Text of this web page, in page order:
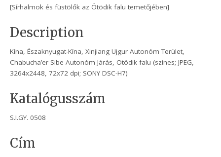
[Sírhalmok és füstölők az Ötödik falu temetőjében]
Description
Kína, Északnyugat-Kína, Xinjiang Ujgur Autonóm Terület,
Chabucha’er Sibe Autonóm Járás, Ötödik falu (színes; JPEG,
3264x2448, 72x72 dpi; SONY DSC-H7)
Katalógusszám
S.I.GY. 0508
Cím